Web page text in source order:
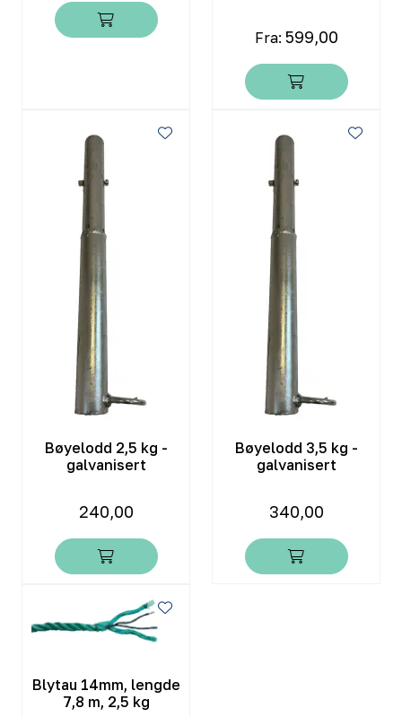
Fra: 599,00
Bøyelodd 2,5 kg -
galvanisert
240,00
Bøyelodd 3,5 kg -
galvanisert
340,00
Blytau 14mm, lengde
7,8 m, 2,5 kg